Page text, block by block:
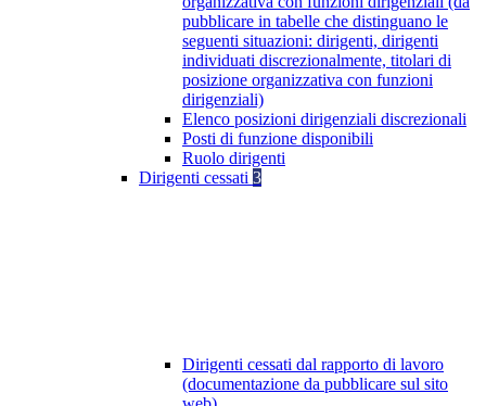
pubblicare in tabelle che distinguano le
seguenti situazioni: dirigenti, dirigenti
individuati discrezionalmente, titolari di
posizione organizzativa con funzioni
dirigenziali)
Elenco posizioni dirigenziali discrezionali
Posti di funzione disponibili
Ruolo dirigenti
Dirigenti cessati 3
Dirigenti cessati dal rapporto di lavoro
(documentazione da pubblicare sul sito